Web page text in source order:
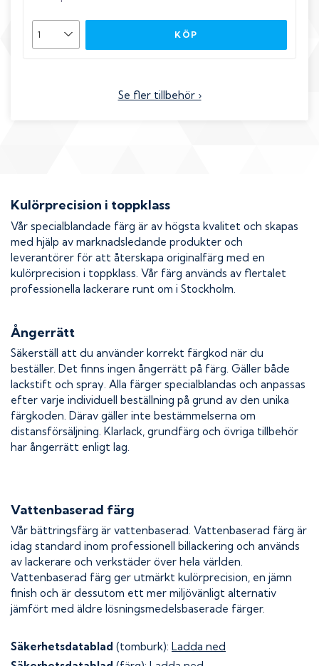
KÖP
Se fler tillbehör ›
Kulörprecision i toppklass
Vår specialblandade färg är av högsta kvalitet och skapas
med hjälp av marknadsledande produkter och
leverantörer för att återskapa originalfärg med en
kulörprecision i toppklass. Vår färg används av flertalet
professionella lackerare runt om i Stockholm.
Ångerrätt
Säkerställ att du använder korrekt färgkod när du
beställer. Det finns ingen ångerrätt på färg. Gäller både
lackstift och spray. Alla färger specialblandas och anpassas
efter varje individuell beställning på grund av den unika
färgkoden. Därav gäller inte bestämmelserna om
distansförsäljning. Klarlack, grundfärg och övriga tillbehör
har ångerrätt enligt lag.
Vattenbaserad färg
Vår bättringsfärg är vattenbaserad. Vattenbaserad färg är
idag standard inom professionell billackering och används
av lackerare och verkstäder över hela världen.
Vattenbaserad färg ger utmärkt kulörprecision, en jämn
finish och är dessutom ett mer miljövänligt alternativ
jämfört med äldre lösningsmedelsbaserade färger.
Säkerhetsdatablad (tomburk): Ladda ned